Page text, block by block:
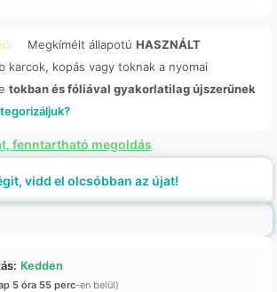
Megkímélt állapotú HASZNÁLT
karcok, kopás vagy toknak a nyomai
tokban és fóliával gyakorlatilag újszerűnek
fenntartható megoldás
vidd el olcsóbban az újat!
Kedden
5 óra 55 perc-en belül)